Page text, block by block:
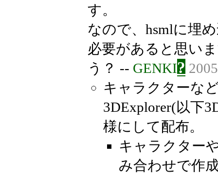
す。
なので、hsmlに埋
必要があると思い
う？ -- GENKI?
キャラクターな
3DExplorer(以下
様にして配布。
キャラクター
み合わせで作